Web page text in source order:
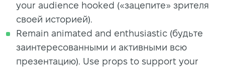
your audience hooked («зацепите» зрителя
своей историей).
Remain animated and enthusiastic (будьте
заинтересованными и активными всю
презентацию). Use props to support your